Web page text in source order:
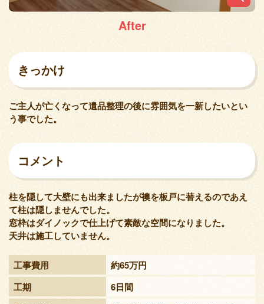
After
きっかけ
ご主人が亡くなって遺品整理の後に雰囲気を一新したいとい
う事でした。
コメント
柱を隠して大壁にも出来ましたが襖を板戸に替えるのであえ
て柱は隠しませんでした。
窓枠はダイノックで仕上げて素敵な空間になりました。
天井は施工していません。
工事費用
約65万円
工期
6日間